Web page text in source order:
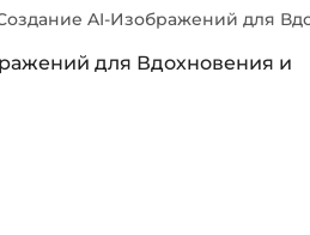
AI-Изображений для